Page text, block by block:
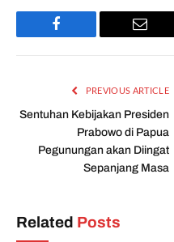
Facebook Email
PREVIOUS ARTICLE
Sentuhan Kebijakan Presiden
Prabowo di Papua
Pegunungan akan Diingat
Sepanjang Masa
Related Posts